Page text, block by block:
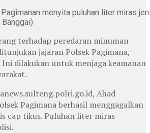
menyita puluhan liter miras
terhadap peredaran minuman
jajaran Polsek Pagimana,
dilakukan untuk menjaga keamanan
Ahad
Pagimana berhasil menggagalkan
cap tikus. Puluhan liter miras